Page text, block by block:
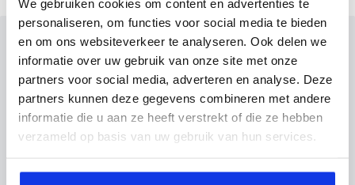
We gebruiken cookies om content en advertenties te
personaliseren, om functies voor social media te bieden
en om ons websiteverkeer te analyseren. Ook delen we
informatie over uw gebruik van onze site met onze
partners voor social media, adverteren en analyse. Deze
partners kunnen deze gegevens combineren met andere
informatie die u aan ze heeft verstrekt of die ze hebben
verzameld op basis van uw gebruik van hun services.
Inruilvoorstel op deze auto?
Vul hier je gegevens in en vergeet niet foto's van je
inruilauto mee te sturen.
Kenteken huidige auto